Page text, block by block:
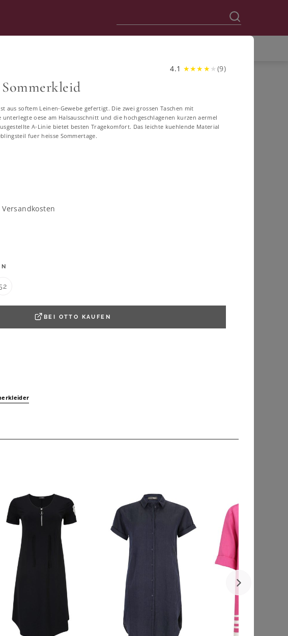
Größen
Yours Yours – Sommerliches Miditrägerkleid In Gelbsize 44
25,00€
YOURS CLOTHING
4.1 ★★★★★ (9)
aus softem Leinen-Gewebe gefertigt. Die zwei grossen Taschen mit
oese am Halsausschnitt und die hochgeschlagenen kurzen aermel
A-Linie bietet besten Tragekomfort. Das leichte kuehlende Material
fuer heisse Sommertage.
Versandkosten
BEI OTTO KAUFEN